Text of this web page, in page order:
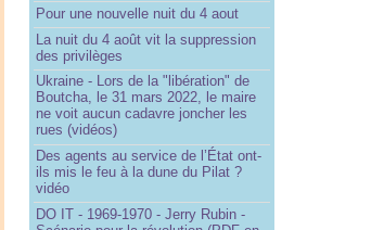
Pour une nouvelle nuit du 4 aout
La nuit du 4 août vit la suppression
des privilèges
Ukraine - Lors de la "libération" de
Boutcha, le 31 mars 2022, le maire
ne voit aucun cadavre joncher les
rues (vidéos)
Des agents au service de l’État ont-
ils mis le feu à la dune du Pilat ?
vidéo
DO IT - 1969-1970 - Jerry Rubin -